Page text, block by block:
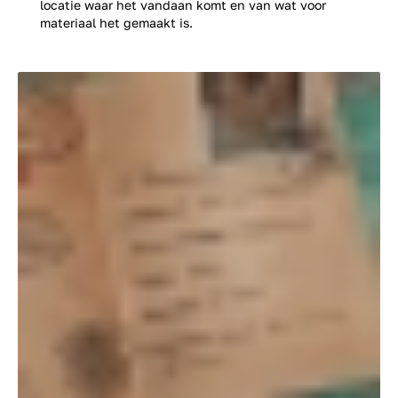
locatie waar het vandaan komt en van wat voor
materiaal het gemaakt is.